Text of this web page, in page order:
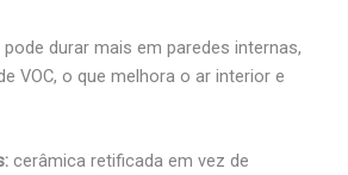
durar mais em paredes internas,
VOC, o que melhora o ar interior e
cerâmica retificada em vez de